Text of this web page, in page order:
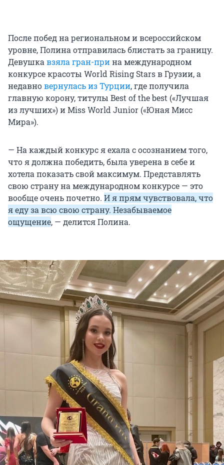
После побед на региональном и всероссийском
уровне, Полина отправилась блистать за границу.
Девушка взяла гран-прина международном
конкурсе красоты World Rising Stars в Грузии, а
недавновернулась из Турции, где получила
главную корону, титулы Best of the best («Лучшая
из лучших») и Miss World Junior («Юная Мисс
Мира»).
— На каждый конкурс я ехала с осознанием того,
что я должна победить, была уверена в себе и
хотела показать свой максимум. Представлять
свою страну на международном конкурсе — это
вообще очень почетно. И я прям чувствовала, что
я еду за всю свою страну. Незабываемое
ощущение, — делится Полина.